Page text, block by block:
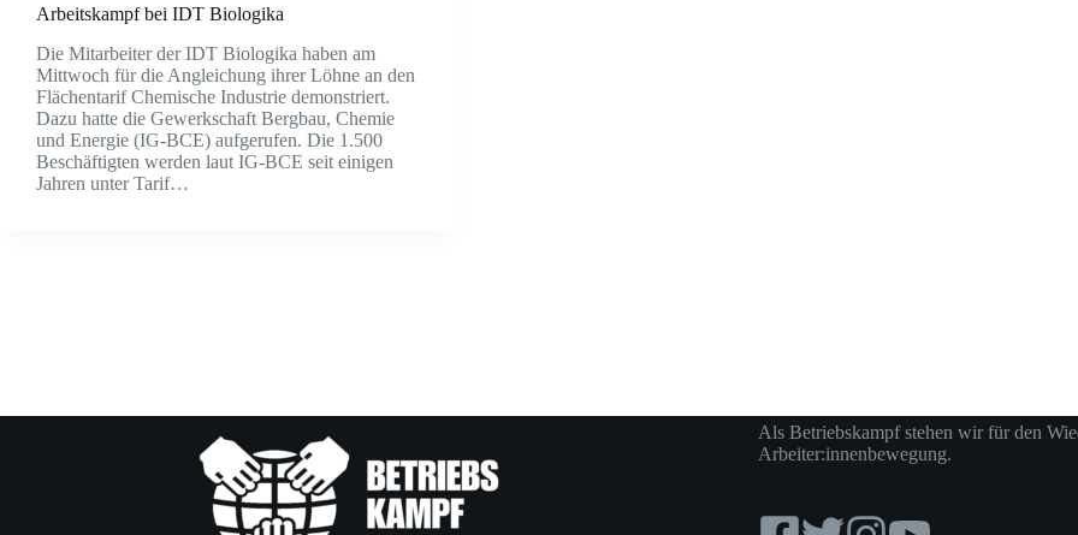
Arbeitskampf bei IDT Biologika
Die Mitarbeiter der IDT Biologika haben am
Mittwoch für die Angleichung ihrer Löhne an den
Flächentarif Chemische Industrie demonstriert.
Dazu hatte die Gewerkschaft Bergbau, Chemie
und Energie (IG-BCE) aufgerufen. Die 1.500
Beschäftigten werden laut IG-BCE seit einigen
Jahren unter Tarif…
Als Betriebskampf stehen wir für den
Arbeiter:innenbewegung.